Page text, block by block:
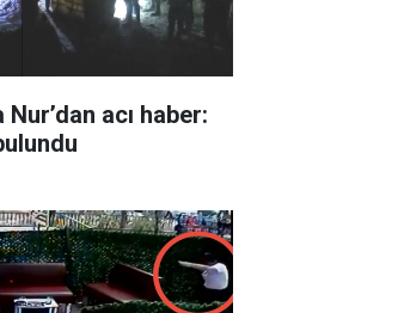
Nur’dan acı haber: